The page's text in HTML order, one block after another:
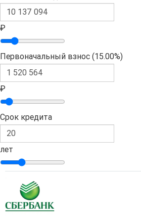
₽
Первоначальный взнос (15.00%)
₽
Срок кредита
лет